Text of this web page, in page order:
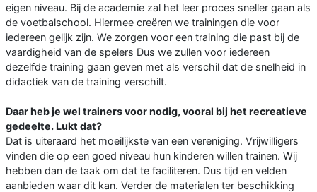
eigen niveau. Bij de academie zal het leer proces sneller gaan als
de voetbalschool. Hiermee creëren we trainingen die voor
iedereen gelijk zijn. We zorgen voor een training die past bij de
vaardigheid van de spelers Dus we zullen voor iedereen
dezelfde training gaan geven met als verschil dat de snelheid in
didactiek van de training verschilt.
Daar heb je wel trainers voor nodig, vooral bij het recreatieve
gedeelte. Lukt dat?
Dat is uiteraard het moeilijkste van een vereniging. Vrijwilligers
vinden die op een goed niveau hun kinderen willen trainen. Wij
hebben dan de taak om dat te faciliteren. Dus tijd en velden
aanbieden waar dit kan. Verder de materialen ter beschikking